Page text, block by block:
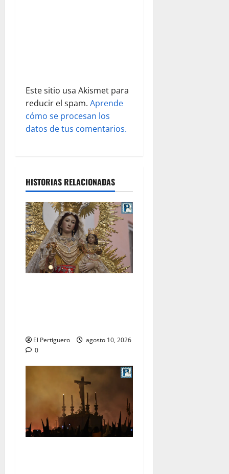
a
d
a
Este sitio usa Akismet para
reducir el spam. Aprende
cómo se procesan los
datos de tus comentarios.
HISTORIAS RELACIONADAS
El Pertiguero
agosto 10, 2026
0